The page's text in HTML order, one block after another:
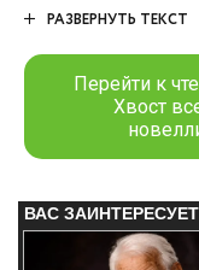
этот раз
РАЗВЕРНУТЬ ТЕКСТ
Перейти к
Хвост